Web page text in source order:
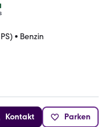
• Benzin
Kontakt Parken